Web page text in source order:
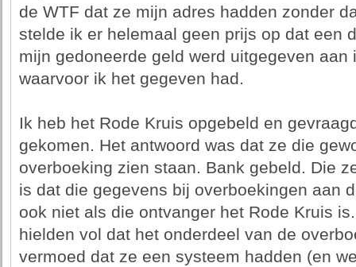
de WTF dat ze mijn adres hadden zonder
stelde ik er helemaal geen prijs op dat een
mijn gedoneerde geld werd uitgegeven
waarvoor ik het gegeven had.
Ik heb het Rode Kruis opgebeld en
gekomen. Het antwoord was dat ze die
overboeking zien staan. Bank gebeld. Die
is dat die gegevens bij overboekingen aan
ook niet als die ontvanger het Rode Kruis
hielden vol dat het onderdeel van de
vermoed dat ze een systeem hadden (en